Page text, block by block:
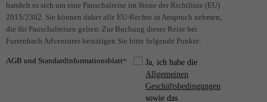
handelt es sich um eine Pauschalreise im Sinne der Richtlinie (EU)
2015/2302. Sie können daher alle EU-Rechte in Anspruch nehmen,
die für Pauschalreisen gelten. Zur Buchung dieser Reise bei
Furtenbach Adventures bestätigen Sie bitte folgende Punkte:
AGB und Standardinformationsblatt*
Ja, ich habe die
Allgemeinen
Geschäftsbedingungen
sowie das